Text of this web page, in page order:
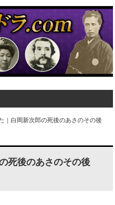
｜白岡新次郎の死後のあさのその後
死後のあさのその後